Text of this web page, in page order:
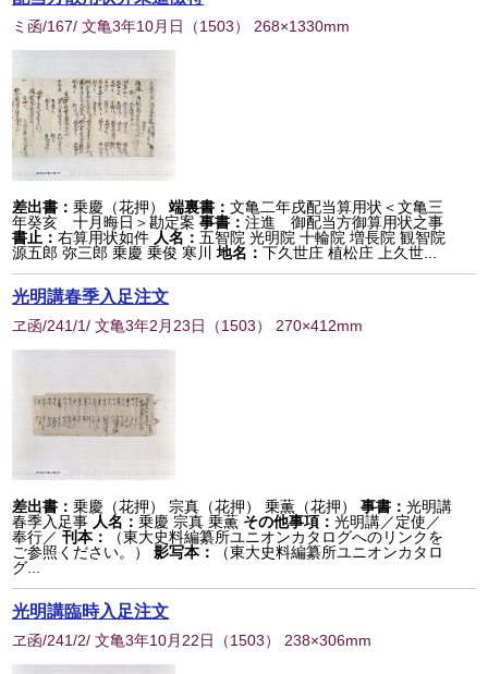
ミ函/167/ 文亀3年10月日 （1503） 268×1330mm
差出書：乗慶（花押） 端裏書：文亀二年戌配当算用状＜文亀三
年癸亥 十月晦日＞勘定案 事書：注進 御配当方御算用状之事
書止：右算用状如件 人名：五智院 光明院 十輪院 増長院 観智院
源五郎 弥三郎 乗慶 乗俊 寒川
地名：下久世庄 植松庄 上久世...
光明講春季入足注文
ヱ函/241/1/ 文亀3年2月23日 （1503） 270×412mm
差出書：乗慶（花押） 宗真（花押） 乗薫（花押） 事書：光明講
春季入足事 人名：乗慶 宗真 乗薫 その他事項：光明講／定使／
奉行／刊本：
（東大史料編纂所ユニオンカタログへのリンクを
ご参照ください。）
影写本：
（東大史料編纂所ユニオンカタロ
グ...
光明講臨時入足注文
ヱ函/241/2/ 文亀3年10月22日 （1503） 238×306mm